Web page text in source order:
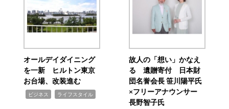
オールデイダイニング
を一新 ヒルトン東京
お台場、改装進む
ビジネス ライフスタイル
故人の「想い」かなえ
る 遺贈寄付 日本財
団名誉会長 笹川陽平氏
×フリーアナウンサー
長野智子氏